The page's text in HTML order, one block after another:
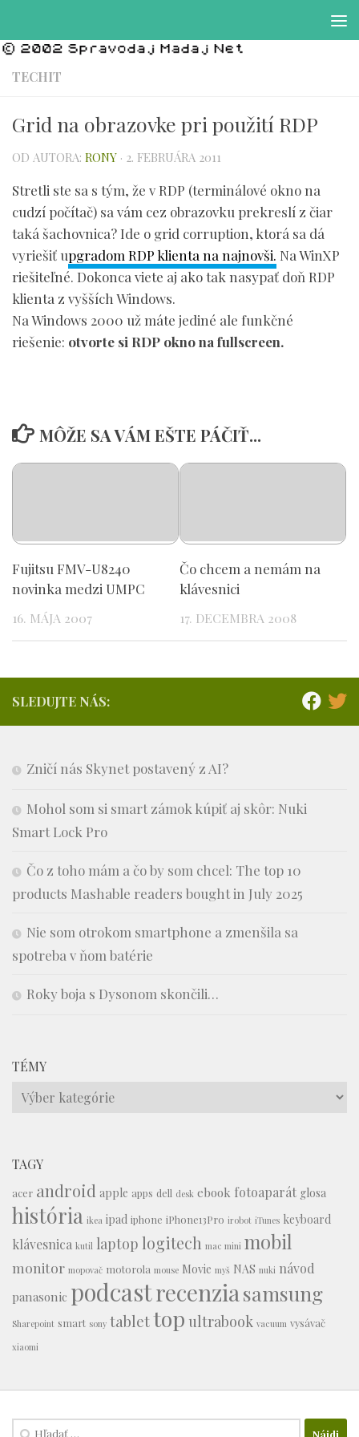
TECHIT
Grid na obrazovke pri použití RDP
OD AUTORA: RONY · 2. FEBRUÁRA 2011
Stretli ste sa s tým, že v RDP (terminálové okno na
cudzí počítač) sa vám cez obrazovku prekreslí z čiar
taká šachovnica? Ide o grid corruption, ktorá sa dá
vyriešiť upgradom RDP klienta na najnovši. Na WinXP
riešiteľné. Dokonca viete aj ako tak nasypať doň RDP
klienta z vyšších Windows.
Na Windows 2000 už máte jediné ale funkčné
riešenie: otvorte si RDP okno na fullscreen.
MÔŽE SA VÁM EŠTE PÁČIŤ...
Fujitsu FMV-U8240
novinka medzi UMPC
16. MÁJA 2007
Čo chcem a nemám na
klávesnici
17. DECEMBRA 2008
SLEDUJTE NÁS:
Zničí nás Skynet postavený z AI?
Mohol som si smart zámok kúpiť aj skôr: Nuki
Smart Lock Pro
Čo z toho mám a čo by som chcel: The top 10
products Mashable readers bought in July 2025
Nie som otrokom smartphone a zmenšila sa
spotreba v ňom batérie
Roky boja s Dysonom skončili…
TÉMY
Témy
TAGY
acer android apple apps dell desk ebook fotoaparát glosa
história ikea ipad iphone iPhone13Pro irobot iTunes keyboard
klávesnica kutil laptop logitech mac mini mobil
monitor mopovač motorola mouse Movie myš NAS nuki návod
panasonic podcastrecenziasamsung
Sharepoint smart sony tablettop ultrabook vacuum vysávač
xiaomi
Hľadať: